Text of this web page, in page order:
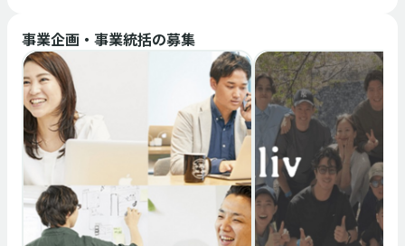
【HR/シニアリクルーター】急
成長AIスタートアップの採用を
中長期視点で牽引
濱田 優也 / Yuya Hamada
ップで事業成長
用人事
濱田 優也 / Yuya
事業企画・事業統括の募集